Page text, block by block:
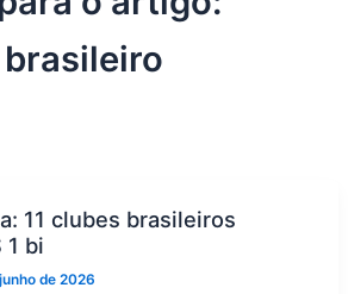
11 clubes brasileiros
1 bi
de 2026